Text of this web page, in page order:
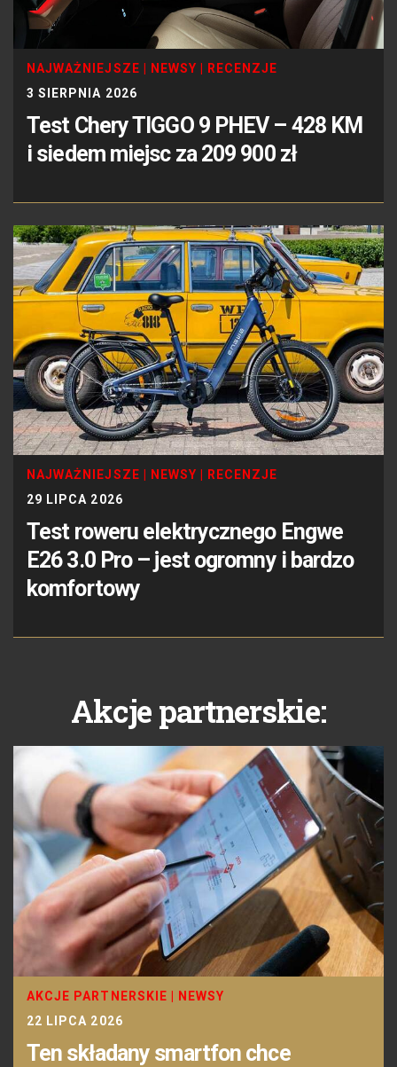
NAJWAŻNIEJSZE NEWSY
RECENZJE
3 SIERPNIA 2026
Test Chery TIGGO 9 PHEV – 428 KM
i siedem miejsc za 209 900 zł
NAJWAŻNIEJSZE NEWSY
RECENZJE
29 LIPCA 2026
Test roweru elektrycznego Engwe
E26 3.0 Pro – jest ogromny i bardzo
komfortowy
Akcje partnerskie:
AKCJE PARTNERSKIE
NEWSY
22 LIPCA 2026
Ten składany smartfon chce